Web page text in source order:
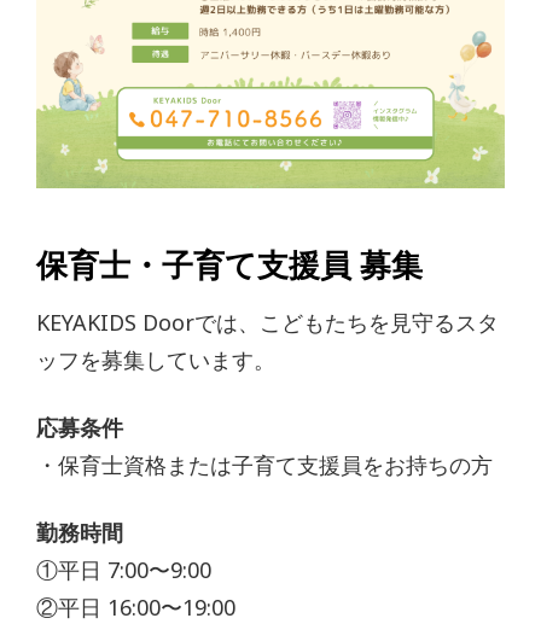
保育士・子育て支援員 募集
KEYAKIDS Doorでは、こどもたちを見守るスタ
ッフを募集しています。
応募条件
・保育士資格または子育て支援員をお持ちの方
勤務時間
①平日 7:00〜9:00
②平日 16:00〜19:00